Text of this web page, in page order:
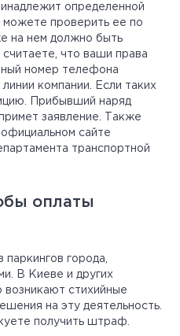
определенной
проверить ее по
на нем должно быть
считаете, что ваши права
номер телефона
компании. Если таких
Прибывший наряд
заявление. Также
сайте
транспортной
оплаты
города,
В Киеве и других
возникают стихийные
на эту деятельность.
получить штраф.